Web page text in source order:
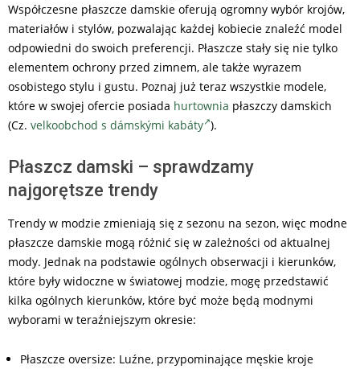
Współczesne płaszcze damskie oferują ogromny wybór krojów,
materiałów i stylów, pozwalając każdej kobiecie znaleźć model
odpowiedni do swoich preferencji. Płaszcze stały się nie tylko
elementem ochrony przed zimnem, ale także wyrazem
osobistego stylu i gustu. Poznaj już teraz wszystkie modele,
które w swojej ofercie posiada hurtownia płaszczy damskich
(Cz. velkoobchod s dámskými kabáty ).
Płaszcz damski – sprawdzamy
najgorętsze trendy
Trendy w modzie zmieniają się z sezonu na sezon, więc modne
płaszcze damskie mogą różnić się w zależności od aktualnej
mody. Jednak na podstawie ogólnych obserwacji i kierunków,
które były widoczne w światowej modzie, mogę przedstawić
kilka ogólnych kierunków, które być może będą modnymi
wyborami w teraźniejszym okresie:
Płaszcze oversize: Luźne, przypominające męskie kroje